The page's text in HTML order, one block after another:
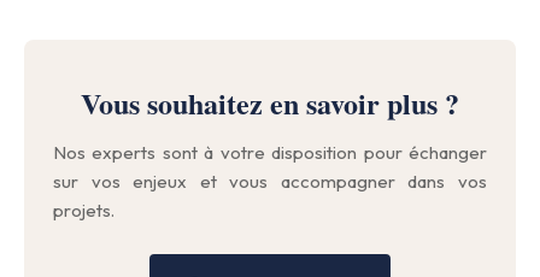
Vous souhaitez en savoir plus ?
Nos experts sont à votre disposition pour échanger
sur vos enjeux et vous accompagner dans vos
projets.